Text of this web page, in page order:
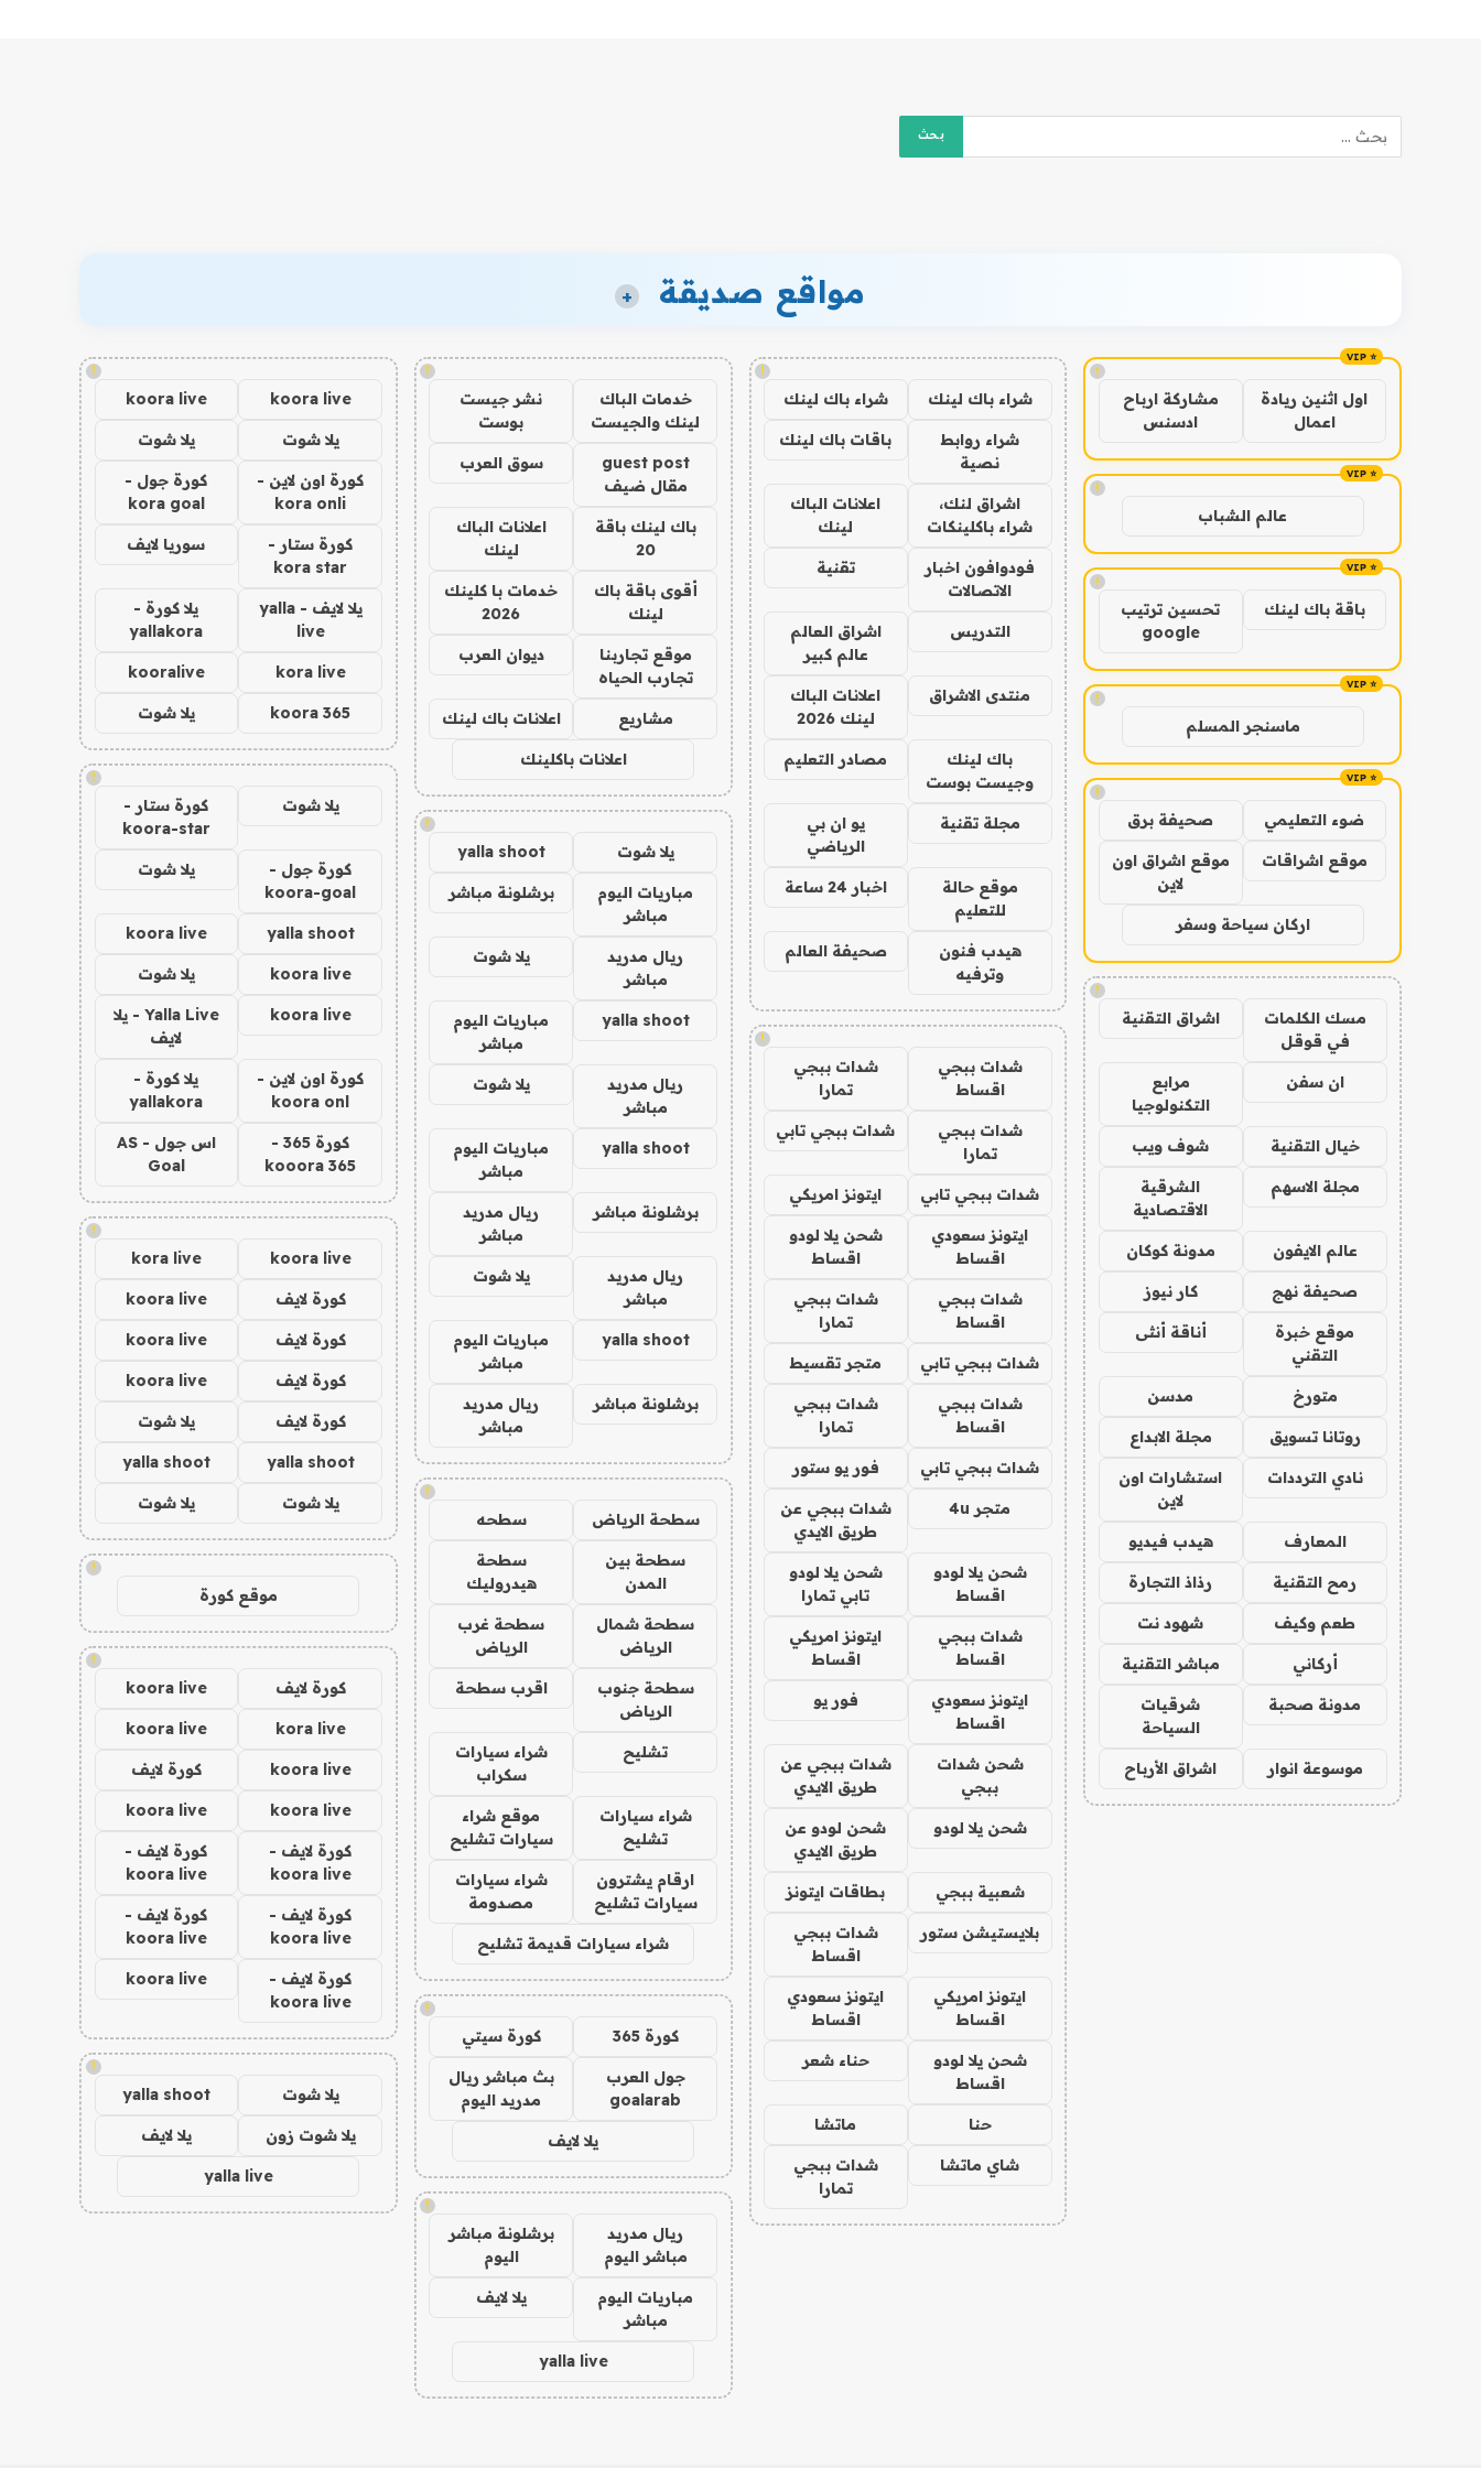
مواقع صديقة +
!
اول اثنين ريادة
اعمال
مشاركة ارباح
ادسنس
!
عالم الشباب
!
باقة باك لينك
تحسين ترتيب
google
!
ماسنجر المسلم
!
ضوء التعليمي صحيفة برق
موقع اشراقات
موقع اشراق اون
لاين
اركان سياحة وسفر
!
مسك الكلمات
في قوقل
اشراق التقنية
ان سفن
مرابع
التكنولوجيا
خيال التقنية شوف ويب
مجلة الاسهم
الشرقية
الاقتصادية
عالم الايفون مدونة كوكان
صحيفة نهج كار نيوز
موقع خبرة
التقني
أناقة أنثى
متورخ مدسن
روتانا تسويق مجلة الابداع
نادي الترددات
استشارات اون
لاين
المعارف هيدب فيديو
رمح التقنية رذاذ التجارة
طعم وكيف شهود نت
أركاني مباشر التقنية
مدونة صحبة
شرقيات
السياحة
موسوعة انوار اشراق الأرباح
!
شراء باك لينك شراء باك لينك
شراء روابط
نصية
باقات باك لينك
اشراق لنك،
شراء باكلينكات
اعلانات الباك
لينك
فودوافون اخبار
الاتصالات
تقنية
التدريس
اشراق العالم
عالم كبير
منتدى الاشراق
اعلانات الباك
لينك 2026
باك لينك
وجيست بوست
مصادر التعليم
مجلة تقنية
يو ان بي
الرياضي
موقع حالة
للتعليم
اخبار 24 ساعة
هيدب فنون
وترفيه
صحيفة العالم
!
شدات ببجي
اقساط
شدات ببجي
تمارا
شدات ببجي
تمارا
شدات ببجي تابي
شدات ببجي تابي ايتونز امريكي
ايتونز سعودي
اقساط
شحن يلا لودو
اقساط
شدات ببجي
اقساط
شدات ببجي
تمارا
شدات ببجي تابي متجر تقسيط
شدات ببجي
اقساط
شدات ببجي
تمارا
شدات ببجي تابي فور يو ستور
متجر 4u
شدات ببجي عن
طريق الايدي
شحن يلا لودو
اقساط
شحن يلا لودو
تابي تمارا
شدات ببجي
اقساط
ايتونز امريكي
اقساط
ايتونز سعودي
اقساط
فور يو
شحن شدات
ببجي
شدات ببجي عن
طريق الايدي
شحن يلا لودو
شحن لودو عن
طريق الايدي
شعبية ببجي بطاقات ايتونز
بلايستيشن ستور
شدات ببجي
اقساط
ايتونز امريكي
اقساط
ايتونز سعودي
اقساط
شحن يلا لودو
اقساط
حناء شعر
حنا ماتشا
شاي ماتشا
شدات ببجي
تمارا
!
خدمات الباك
لينك والجيست
نشر جيست
بوست
guest post
مقال ضيف
سوق العرب
باك لينك باقة
20
اعلانات الباك
لينك
أقوى باقة باك
لينك
خدمات با كلينك
2026
موقع تجاربنا
تجارب الحياه
ديوان العرب
مشاريع اعلانات باك لينك
اعلانات باكلينك
!
يلا شوت yalla shoot
مباريات اليوم
مباشر
برشلونة مباشر
ريال مدريد
مباشر
يلا شوت
yalla shoot
مباريات اليوم
مباشر
ريال مدريد
مباشر
يلا شوت
yalla shoot
مباريات اليوم
مباشر
برشلونة مباشر
ريال مدريد
مباشر
ريال مدريد
مباشر
يلا شوت
yalla shoot
مباريات اليوم
مباشر
برشلونة مباشر
ريال مدريد
مباشر
!
سطحة الرياض سطحه
سطحة بين
المدن
سطحة
هيدروليك
سطحة شمال
الرياض
سطحة غرب
الرياض
سطحة جنوب
الرياض
اقرب سطحة
تشليح
شراء سيارات
سكراب
شراء سيارات
تشليح
موقع شراء
سيارات تشليح
ارقام يشترون
سيارات تشليح
شراء سيارات
مصدومة
شراء سيارات قديمة تشليح
!
كورة 365 كورة سيتي
جول العرب
goalarab
بث مباشر ريال
مدريد اليوم
يلا لايف
!
ريال مدريد
مباشر اليوم
برشلونة مباشر
اليوم
مباريات اليوم
مباشر
يلا لايف
yalla live
!
koora live
koora live
يلا شوت يلا شوت
كورة اون لاين -
kora onli
كورة جول -
kora goal
كورة ستار -
kora star
سوريا لايف
يلا لايف - yalla
live
يلا كورة -
yallakora
kora live
kooralive
koora 365 يلا شوت
!
يلا شوت
كورة ستار -
koora-star
كورة جول -
koora-goal
يلا شوت
yalla shoot
koora live
koora live يلا شوت
koora live
Yalla Live - يلا
لايف
كورة اون لاين -
koora onl
يلا كورة -
yallakora
كورة 365 -
kooora 365
اس جول - AS
Goal
!
koora live
kora live
كورة لايف koora live
كورة لايف koora live
كورة لايف koora live
كورة لايف يلا شوت
yalla shoot
yalla shoot
يلا شوت يلا شوت
!
موقع كورة
!
كورة لايف koora live
kora live
koora live
koora live كورة لايف
koora live
koora live
كورة لايف -
koora live
كورة لايف -
koora live
كورة لايف -
koora live
كورة لايف -
koora live
كورة لايف -
koora live
koora live
!
يلا شوت yalla shoot
يلا شوت زون يلا لايف
yalla live